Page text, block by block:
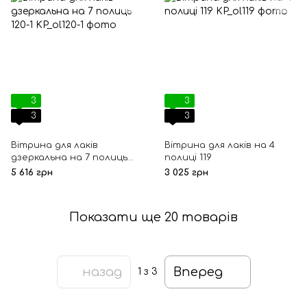
3
3
Вітрина для лаків
дзеркальна на 7 полиць
120-1
5 616 грн
3
3
Вітрина для лаків на 4
полиці 119
3 025 грн
Показати ще 20 товарів
назад 1 з 3 Вперед